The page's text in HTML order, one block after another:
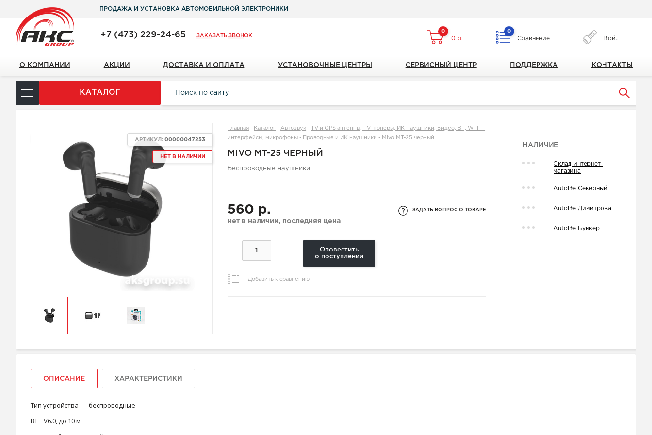
ПРОДАЖА И УСТАНОВКА АВТОМОБИЛЬНОЙ ЭЛЕКТРОНИКИ
+7 (473) 229-24-65 ЗАКАЗАТЬ ЗВОНОК
0
0 р.
0
Сравнение Войти
О КОМПАНИИ АКЦИИ ДОСТАВКА И ОПЛАТА УСТАНОВОЧНЫЕ ЦЕНТРЫ СЕРВИСНЫЙ ЦЕНТР ПОДДЕРЖКА КОНТАКТЫ
КАТАЛОГ
НЕТ В НАЛИЧИИ
АРТИКУЛ:00000047253
Главная - Каталог -Автозвук -
TV и GPS антенны, TV-тюнеры, ИК-наушники, Видео, ВТ, Wi-Fi -
интерфейсы, микрофоны - Проводные и ИК наушники - Mivo MT-25 черный
MIVO MT-25 ЧЕРНЫЙ
Беспроводные наушники
560 р.
нет в наличии, последняя цена
ЗАДАТЬ ВОПРОС О ТОВАРЕ
Оповестить
о поступлении
Добавить к сравнению
НАЛИЧИЕ
Склад интернет-
магазина
Autolife Северный
Autolife Димитрова
Autolife Бункер
ОПИСАНИЕ ХАРАКТЕРИСТИКИ
Тип устройства
беспроводные
ВT
V6.0, до 10 м.